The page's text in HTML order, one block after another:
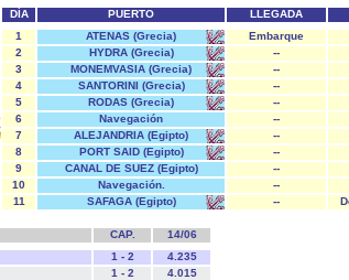
DÍA PUERTO LLEGADA
1
ATENAS (Grecia) Embarque
2
HYDRA (Grecia) --
3
MONEMVASIA (Grecia) --
4
SANTORINI (Grecia) --
5
RODAS (Grecia) --
6
Navegación --
7
ALEJANDRIA (Egipto) --
8
PORT SAID (Egipto) --
9
CANAL DE SUEZ (Egipto) --
10
Navegación. --
11
SAFAGA (Egipto) --
CAP.
14/06
1 - 2
4.235
1 - 2
4.015